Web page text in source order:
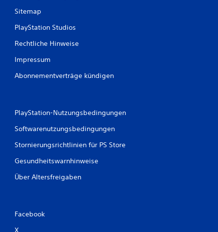
Sitemap
PlayStation Studios
Rechtliche Hinweise
Impressum
Abonnementverträge kündigen
PlayStation-Nutzungsbedingungen
Softwarenutzungsbedingungen
Stornierungsrichtlinien für PS Store
Gesundheitswarnhinweise
Über Altersfreigaben
Facebook
X